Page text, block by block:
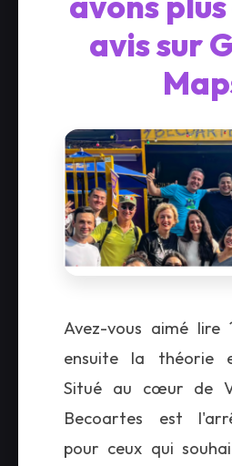
avis sur
Avez-vous aimé lire
ensuite la théorie
Situé au cœur de
Becoartes est
pour ceux qui